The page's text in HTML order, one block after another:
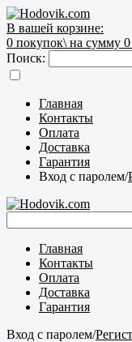
В вашей корзине:
0 покупок\ на сумму 0
Поиск:
Главная
Контакты
Оплата
Доставка
Гарантия
Вход с паролем/
Главная
Контакты
Оплата
Доставка
Гарантия
Вход с паролем/